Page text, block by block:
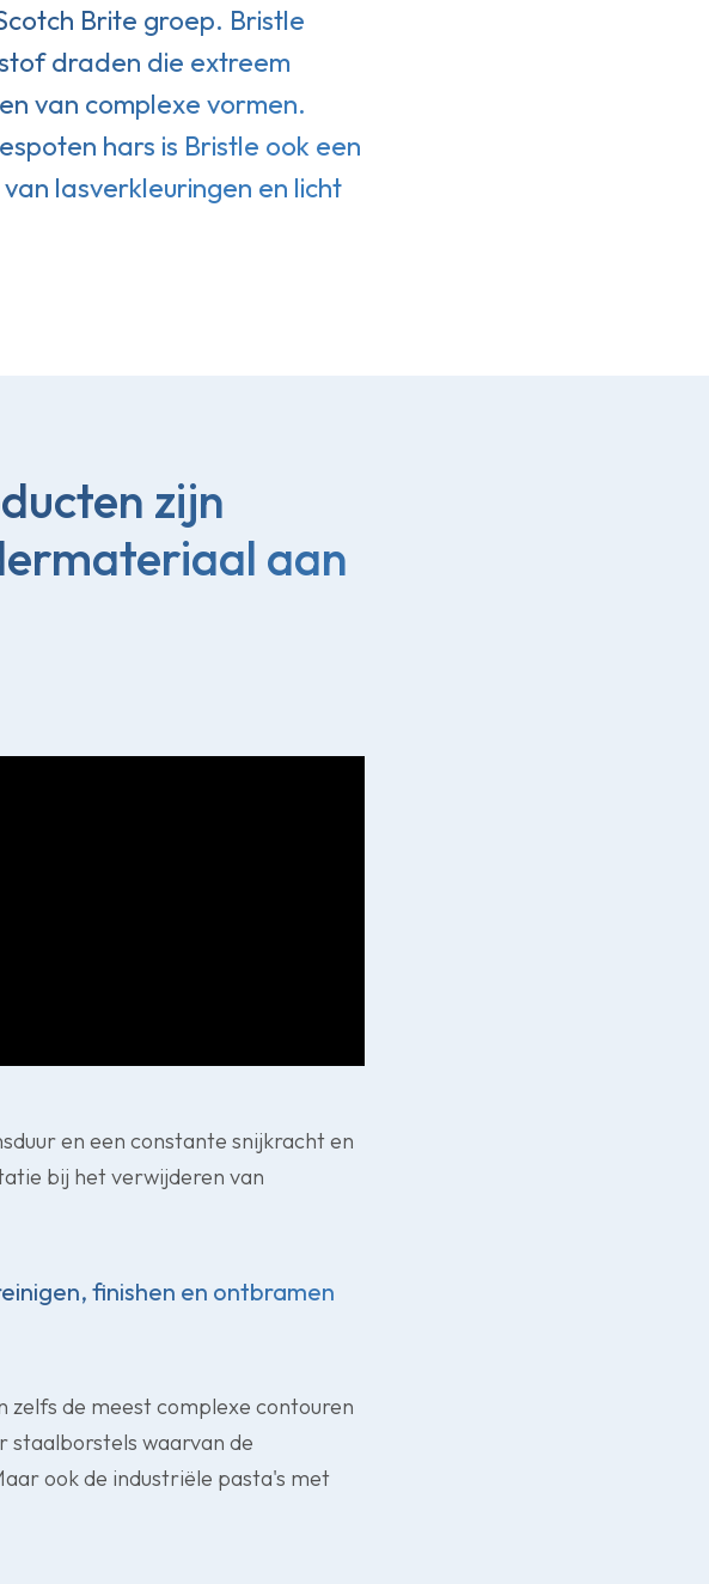
Brite groep. Bristle
draden die extreem
van complexe vormen.
hars is Bristle ook een
lasverkleuringen en licht
zijn
aan
en een constante snijkracht en
bij het verwijderen van
finishen en ontbramen
de meest complexe contouren
staalborstels waarvan de
ook de industriële pasta's met